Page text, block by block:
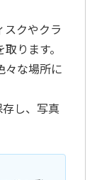
スクやクラ
ります。
々な場所に
し、写真